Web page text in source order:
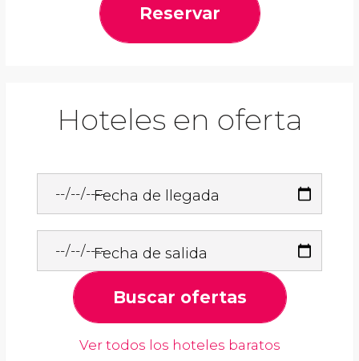
Reservar
Hoteles en oferta
Fecha de llegada
Fecha de salida
Buscar ofertas
Ver todos los hoteles baratos